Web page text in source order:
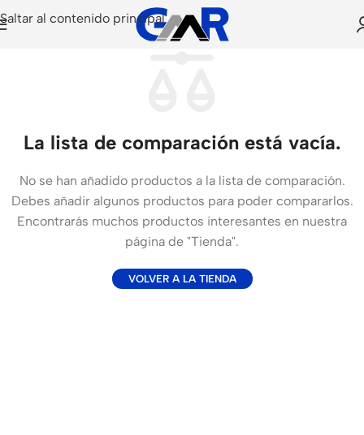
Saltar al contenido principal
La lista de comparación está vacía.
No se han añadido productos a la lista de comparación.
Debes añadir algunos productos para poder compararlos.
Encontrarás muchos productos interesantes en nuestra
página de "Tienda".
VOLVER A LA TIENDA